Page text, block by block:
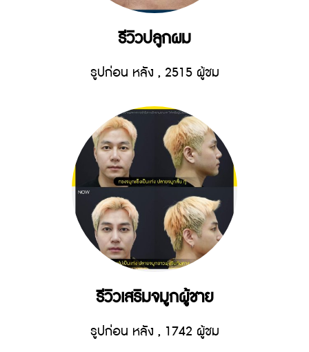
รีวิวปลูกผม
รูปก่อน หลัง , 2515 ผู้ชม
รีวิวเสริมจมูกผู้ชาย
รูปก่อน หลัง , 1742 ผู้ชม